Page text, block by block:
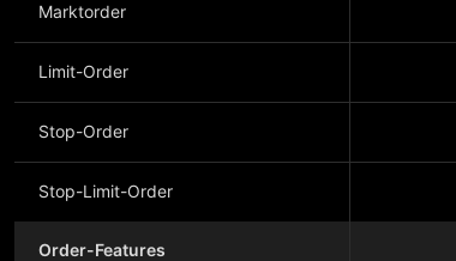
Marktorder
Limit-Order
Stop-Order
Stop-Limit-Order
Order-Features